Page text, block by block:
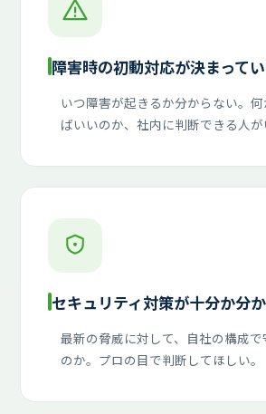
障害時の初動対応が決まって
いつ障害が起きるか分からない。
ばいいのか、社内に判断できる人が
セキュリティ対策が十分か分
最新の脅威に対して、自社の構成
のか。プロの目で判断してほしい。